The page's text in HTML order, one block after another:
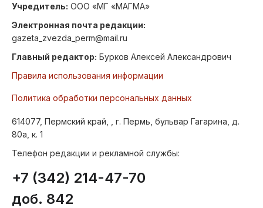
Учредитель: ООО «МГ «МАГМА»
Электронная почта редакции:
gazeta_zvezda_perm@mail.ru
Главный редактор: Бурков Алексей Александрович
Правила использования информации
Политика обработки персональных данных
614077, Пермский край, , г. Пермь, бульвар Гагарина, д.
80а, к. 1
Телефон редакции и рекламной службы:
+7 (342) 214-47-70
доб. 842